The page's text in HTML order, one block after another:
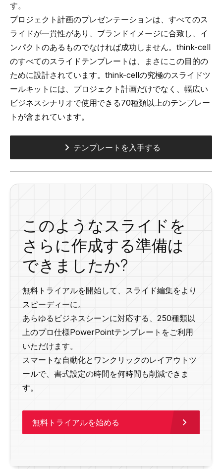
す。
プロジェクト計画のプレゼンテーションは、すべてのス
ライドが一貫性​​があり、ブランドイメージに合致し、イ
ンパクトのあるものでなければ成功しません。think-cell
のすべてのスライドテンプレートは、まさにこの目的の
ために設計されています。think-cellの究極のスライドツ
ールキットには、プロジェクト計画だけでなく、幅広い
ビジネスシナリオで使用できる70種類以上のテンプレー
トが含まれています。
テンプレートを入手する
このようなスライドを
さらに作成する準備は
できましたか?
無料トライアルを開始して、スライド編集をより
スピーディーに。
あらゆるビジネスシーンに対応する、250種類以
上のプロ仕様PowerPointテンプレートをご利用
いただけます。
スマートな自動化とワンクリックのレイアウトツ
ールで、書式設定の時間を何時間も削減できま
す。
無料トライアルを始める